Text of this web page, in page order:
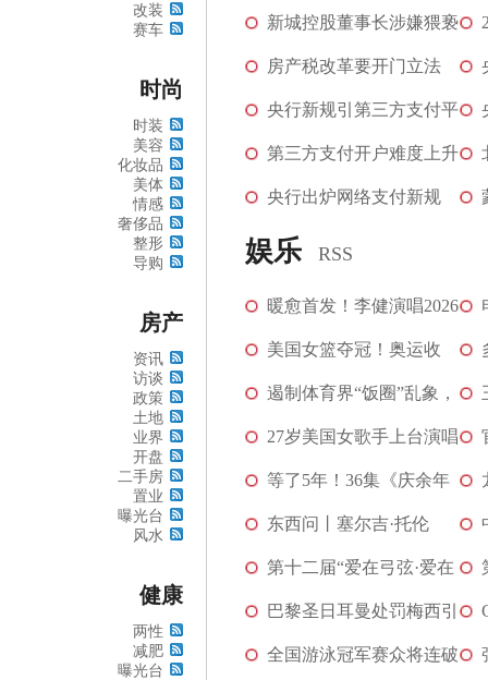
改装
赛车
时尚
时装
美容
化妆品
美体
情感
奢侈品
整形
导购
房产
资讯
访谈
政策
土地
业界
开盘
二手房
置业
曝光台
风水
健康
两性
减肥
曝光台
会计师向SEC指控...[图]
新城控股董事长涉嫌猥亵
女童，港股股价...[图]
房产税改革要开门立法
央行新规引第三方支付平
台5担忧：移动支...
第三方支付开户难度上升
向央行证明“...
央行出炉网络支付新规
支付宝表态称开...
娱乐 RSS
暖愈首发！李健演唱2026
马年央视春晚单...[图]
美国女篮夺冠！奥运收
官，中国金牌数并...[图]
遏制体育界“饭圈”乱象，
刻不容缓
27岁美国女歌手上台演唱
时，被枪杀身亡 [图]
等了5年！36集《庆余年
2》首播将至，观...
东西问丨塞尔吉·托伦
茨：如何以足球连...
第十二届“爱在弓弦·爱在
库布奇”沙漠...
巴黎圣日耳曼处罚梅西引
发关注 梅西前...
全国游泳冠军赛众将连破